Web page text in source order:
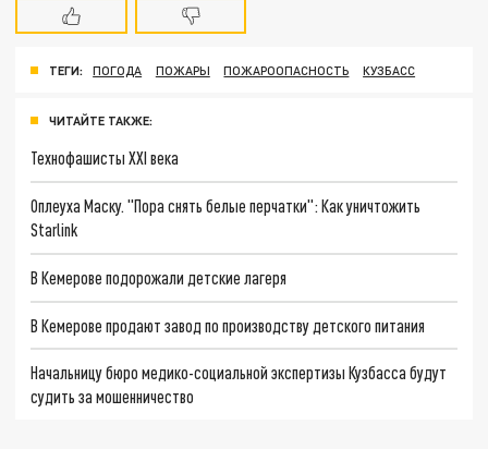
ТЕГИ: ПОГОДА ПОЖАРЫ ПОЖАРООПАСНОСТЬ КУЗБАСС
ЧИТАЙТЕ ТАКЖЕ:
Технофашисты XXI века
Оплеуха Маску. "Пора снять белые перчатки": Как уничтожить
Starlink
В Кемерове подорожали детские лагеря
В Кемерове продают завод по производству детского питания
Начальницу бюро медико-социальной экспертизы Кузбасса будут
судить за мошенничество